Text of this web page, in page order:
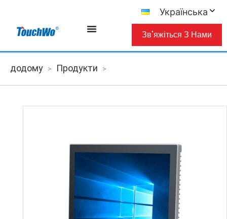
Українська
Зв'яжіться З Нами
додому > Продукти >